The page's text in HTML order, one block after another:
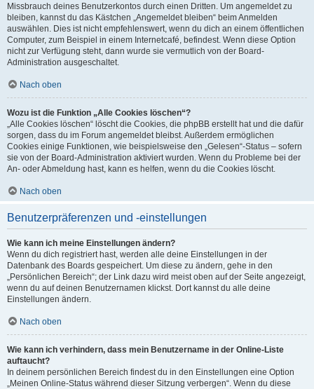
Missbrauch deines Benutzerkontos durch einen Dritten. Um angemeldet zu
bleiben, kannst du das Kästchen „Angemeldet bleiben“ beim Anmelden
auswählen. Dies ist nicht empfehlenswert, wenn du dich an einem öffentlichen
Computer, zum Beispiel in einem Internetcafé, befindest. Wenn diese Option
nicht zur Verfügung steht, dann wurde sie vermutlich von der Board-
Administration ausgeschaltet.
Nach oben
Wozu ist die Funktion „Alle Cookies löschen“?
„Alle Cookies löschen“ löscht die Cookies, die phpBB erstellt hat und die dafür
sorgen, dass du im Forum angemeldet bleibst. Außerdem ermöglichen
Cookies einige Funktionen, wie beispielsweise den „Gelesen“-Status – sofern
sie von der Board-Administration aktiviert wurden. Wenn du Probleme bei der
An- oder Abmeldung hast, kann es helfen, wenn du die Cookies löscht.
Nach oben
Benutzerpräferenzen und -einstellungen
Wie kann ich meine Einstellungen ändern?
Wenn du dich registriert hast, werden alle deine Einstellungen in der
Datenbank des Boards gespeichert. Um diese zu ändern, gehe in den
„Persönlichen Bereich“; der Link dazu wird meist oben auf der Seite angezeigt,
wenn du auf deinen Benutzernamen klickst. Dort kannst du alle deine
Einstellungen ändern.
Nach oben
Wie kann ich verhindern, dass mein Benutzername in der Online-Liste
auftaucht?
In deinem persönlichen Bereich findest du in den Einstellungen eine Option
„Meinen Online-Status während dieser Sitzung verbergen“. Wenn du diese